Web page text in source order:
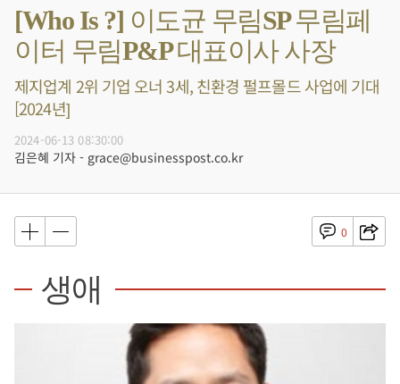
[Who Is ?] 이도균 무림SP 무림페
이터 무림P&P 대표이사 사장
제지업계 2위 기업 오너 3세, 친환경 펄프몰드 사업에 기대
[2024년]
2024-06-13 08:30:00
김은혜 기자 - grace@businesspost.co.kr
0
생애